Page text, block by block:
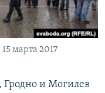
марта 2017
Гродно и Могилев